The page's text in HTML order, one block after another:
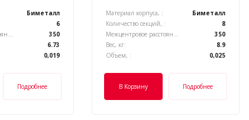
Биметалл
6
Межцентровое расстояние, :
350
6.73
0,019
Подробнее
Материал корпуса, :
Биметалл
Количество секций, :
8
Межцентровое расстояние, :
350
Вес, кг:
8.9
Объем, :
0,025
В Корзину Подробнее